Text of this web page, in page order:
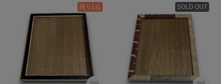
残り1点 SOLD OUT